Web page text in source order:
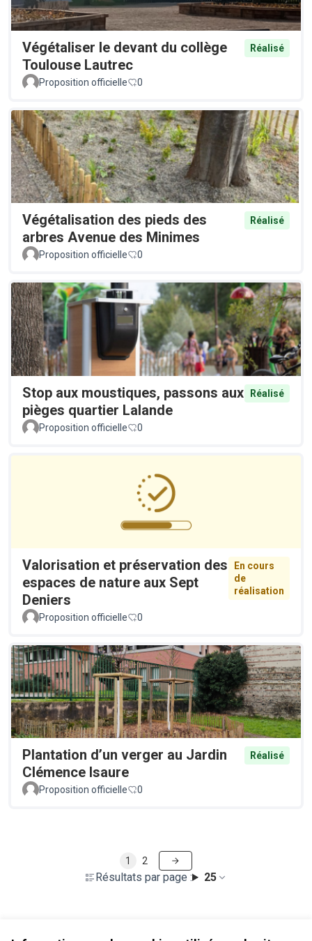
Végétaliser le devant du collège
Toulouse Lautrec
Réalisé
Proposition officielle 0
Végétalisation des pieds des
arbres Avenue des Minimes
Réalisé
Proposition officielle 0
Stop aux moustiques, passons aux
pièges quartier Lalande
Réalisé
Proposition officielle 0
Valorisation et préservation des
espaces de nature aux Sept
Deniers
En cours
de
réalisation
Proposition officielle 0
Plantation d’un verger au Jardin
Clémence Isaure
Réalisé
Proposition officielle 0
Résultats par page : 25
1 2